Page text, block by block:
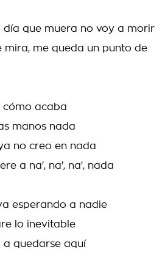
día que muera no voy a morir
mira, me queda un punto de
cómo acaba
manos nada
no creo en nada
a na', na', na', nada
esperando a nadie
lo inevitable
a quedarse aquí